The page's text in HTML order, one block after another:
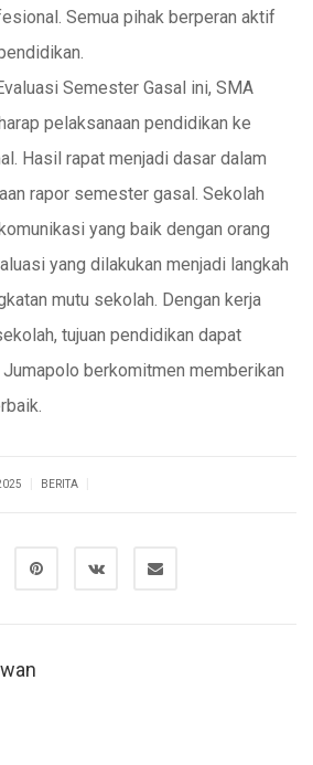
Semua pihak berperan aktif
Semester Gasal ini, SMA
pelaksanaan pendidikan ke
Hasil rapat menjadi dasar dalam
rapor semester gasal. Sekolah
yang baik dengan orang
yang dilakukan menjadi langkah
mutu sekolah. Dengan kerja
tujuan pendidikan dapat
berkomitmen memberikan
BERITA